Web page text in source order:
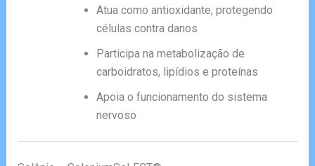
Atua como antioxidante, protegendo
células contra danos
Participa na metabolização de
carboidratos, lipídios e proteínas
Apoia o funcionamento do sistema
nervoso